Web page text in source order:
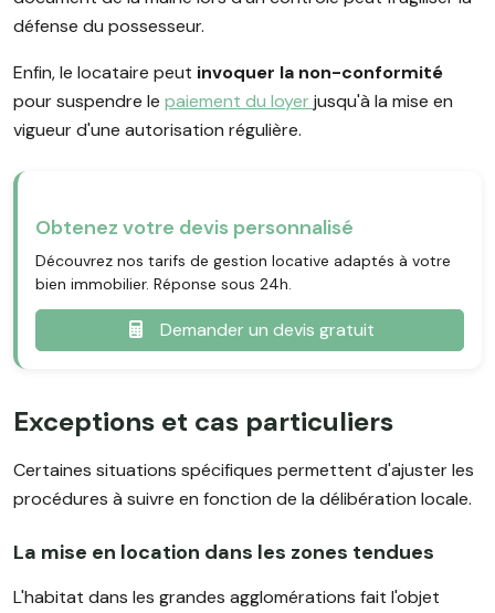
défense du possesseur.
Enfin, le locataire peut invoquer la non-conformité
pour suspendre le paiement du loyer jusqu'à la mise en
vigueur d'une autorisation régulière.
Obtenez votre devis personnalisé
Découvrez nos tarifs de gestion locative adaptés à votre
bien immobilier. Réponse sous 24h.
Demander un devis gratuit
Exceptions et cas particuliers
Certaines situations spécifiques permettent d'ajuster les
procédures à suivre en fonction de la délibération locale.
La mise en location dans les zones tendues
L'habitat dans les grandes agglomérations fait l'objet